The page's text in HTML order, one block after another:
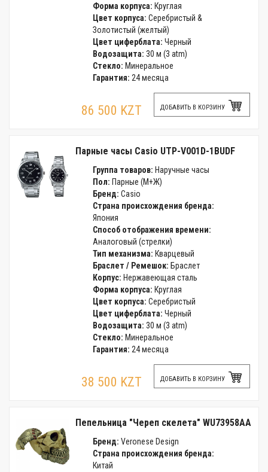
Форма корпуса: Круглая
Цвет корпуса: Серебристый &
Золотистый (желтый)
Цвет циферблата: Черный
Водозащита: 30 м (3 atm)
Стекло: Минеральное
Гарантия: 24 месяца
86 500 KZT ДОБАВИТЬ В КОРЗИНУ
Парные часы Casio UTP-V001D-1BUDF
Группа товаров: Наручные часы
Пол: Парные (М+Ж)
Бренд: Casio
Страна происхождения бренда:
Япония
Способ отображения времени:
Аналоговый (стрелки)
Тип механизма: Кварцевый
Браслет / Ремешок: Браслет
Корпус: Нержавеющая сталь
Форма корпуса: Круглая
Цвет корпуса: Серебристый
Цвет циферблата: Черный
Водозащита: 30 м (3 atm)
Стекло: Минеральное
Гарантия: 24 месяца
38 500 KZT ДОБАВИТЬ В КОРЗИНУ
Пепельница "Череп скелета" WU73958AA
Бренд: Veronese Design
Страна происхождения бренда:
Китай